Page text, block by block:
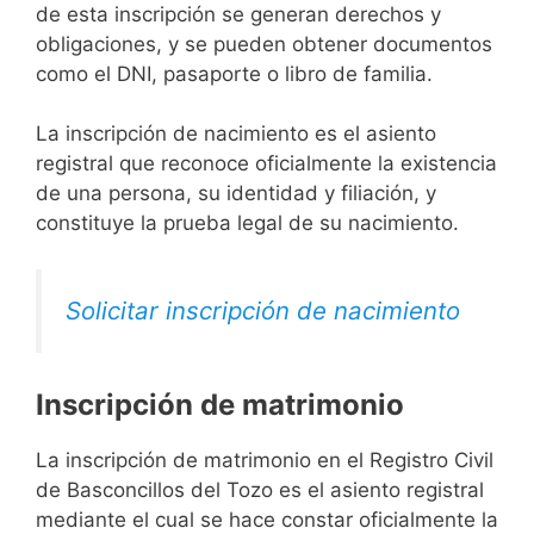
de esta inscripción se generan derechos y
obligaciones, y se pueden obtener documentos
como el DNI, pasaporte o libro de familia.
La inscripción de nacimiento es el asiento
registral que reconoce oficialmente la existencia
de una persona, su identidad y filiación, y
constituye la prueba legal de su nacimiento.
Solicitar inscripción de nacimiento
Inscripción de matrimonio
La inscripción de matrimonio en el Registro Civil
de Basconcillos del Tozo es el asiento registral
mediante el cual se hace constar oficialmente la